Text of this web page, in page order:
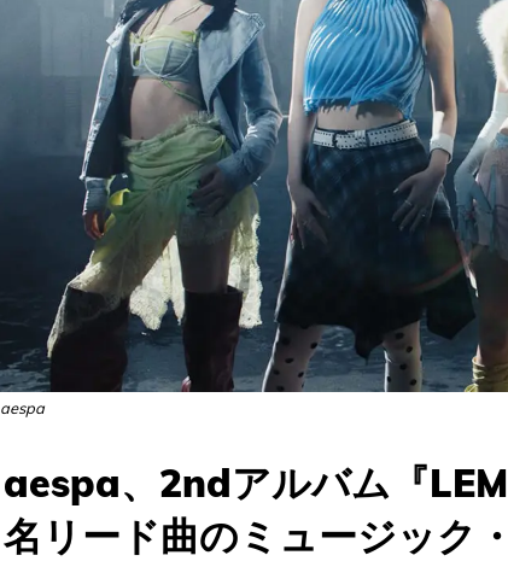
aespa
aespa、2ndアルバム『
名リード曲のミュージック